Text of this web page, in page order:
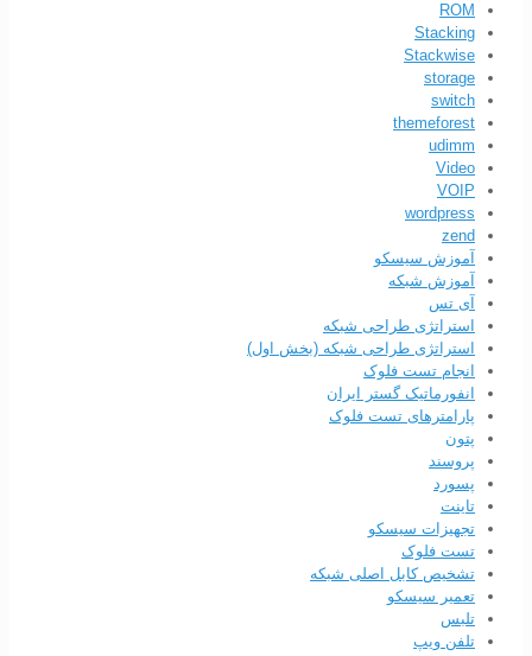
ROM
Stacking
Stackwise
storage
switch
themeforest
udimm
Video
VOIP
wordpress
zend
آموزش سیسکو
آموزش شبکه
آی تس
استراتژی طراحی شبکه
استراتژی طراحی شبکه (بخش اول)
انجام تست فلوک
انفورماتیک گستر ایران
پارامترهای تست فلوک
پتون
پروسند
پسورد
تاینت
تجهیزات سیسکو
تست فلوک
تشخیص کابل اصلی شبکه
تعمیر سیسکو
تلبس
تلفن ویپ